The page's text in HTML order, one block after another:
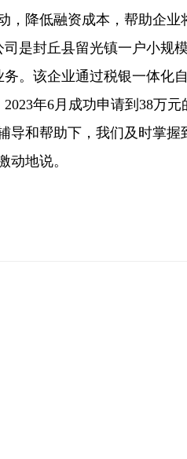
，降低融资成本，帮助企业
封丘县留光镇一户小规模
。该企业通过税银一体化
年6月成功申请到38万
和帮助下，我们及时掌握
动地说。